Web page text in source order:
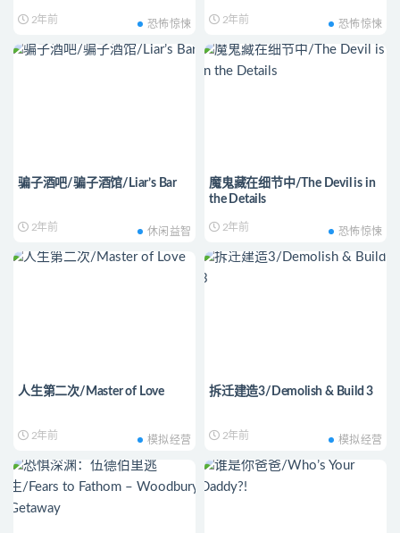
2年前 恐怖惊悚 2年前 恐怖惊悚
骗子酒吧/骗子酒馆/Liar’s Bar
2年前 休闲益智
魔鬼藏在细节中/The Devil is in
the Details
2年前 恐怖惊悚
人生第二次/Master of Love
2年前 模拟经营
拆迁建造3/Demolish & Build 3
2年前 模拟经营